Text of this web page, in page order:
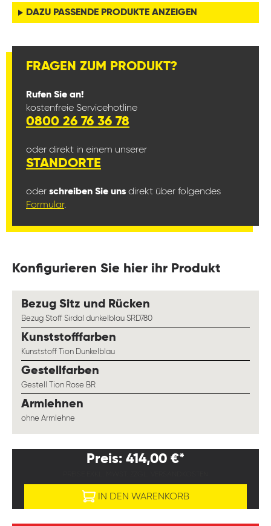
DAZU PASSENDE PRODUKTE ANZEIGEN
FRAGEN ZUM PRODUKT?
Rufen Sie an!
kostenfreie Servicehotline
0800 26 76 36 78
oder direkt in einem unserer
STANDORTE
oder schreiben Sie uns direkt über folgendes
Formular.
Konfigurieren Sie hier ihr Produkt
Bezug Sitz und Rücken
Bezug Stoff Sirdal dunkelblau SRD780
Kunststofffarben
Kunststoff Tion Dunkelblau
Gestellfarben
Gestell Tion Rose BR
Armlehnen
ohne Armlehne
Preis: 414,00 €*
IN DEN WARENKORB